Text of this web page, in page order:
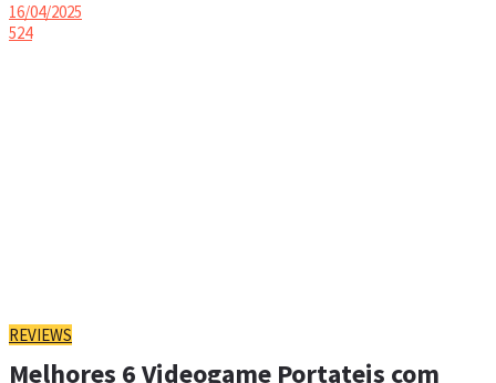
16/04/2025
524
REVIEWS
Melhores 6 Videogame Portateis com